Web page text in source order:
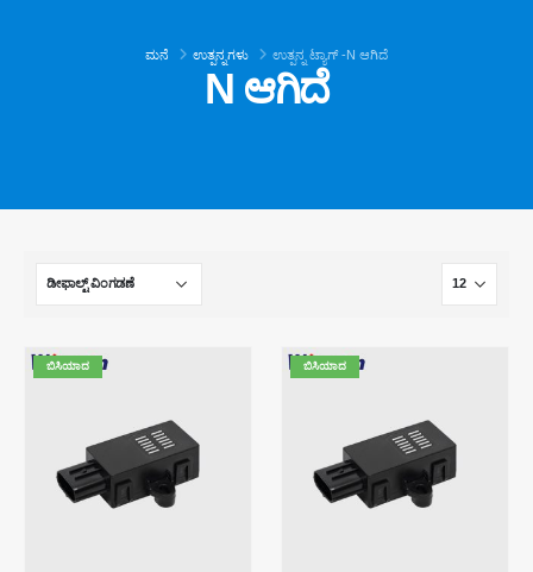
ಮನೆ ಉತ್ಪನ್ನಗಳು ಉತ್ಪನ್ನ ಟ್ಯಾಗ್ -N ಆಗಿದೆ
N ಆಗಿದೆ
ಬಿಸಿಯಾದ ಬಿಸಿಯಾದ